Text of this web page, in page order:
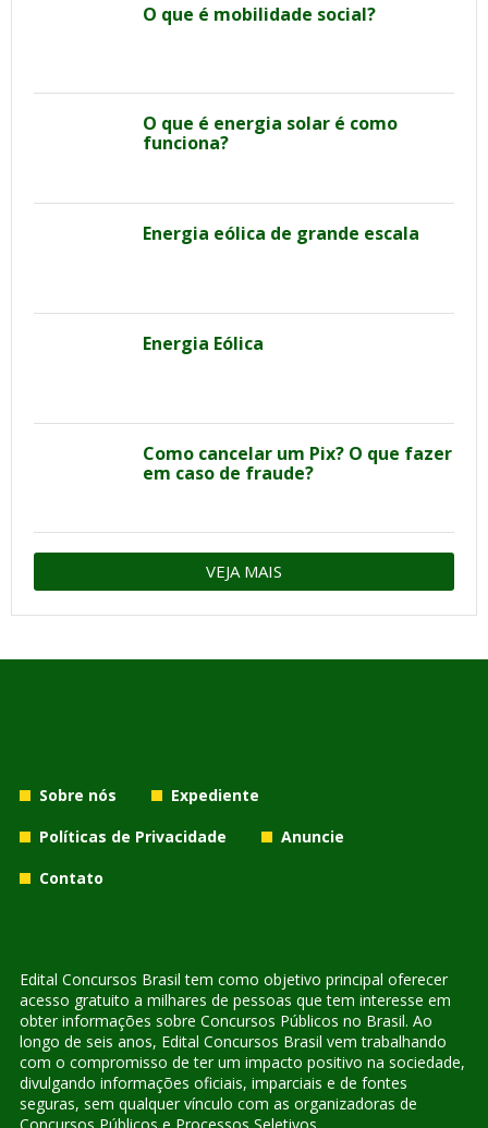
O que é mobilidade social?
O que é energia solar é como
funciona?
Energia eólica de grande escala
Energia Eólica
Como cancelar um Pix? O que fazer
em caso de fraude?
VEJA MAIS
Sobre nós
Expediente
Políticas de Privacidade
Anuncie
Contato
Edital Concursos Brasil tem como objetivo principal oferecer
acesso gratuito a milhares de pessoas que tem interesse em
obter informações sobre Concursos Públicos no Brasil. Ao
longo de seis anos, Edital Concursos Brasil vem trabalhando
com o compromisso de ter um impacto positivo na sociedade,
divulgando informações oficiais, imparciais e de fontes
seguras, sem qualquer vínculo com as organizadoras de